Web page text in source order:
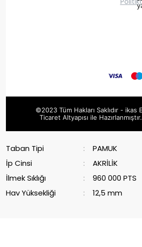
©2023 Tüm Hakları Saklıdır - ikas
Ticaret Altyapısı ile Hazırlanmıştır.
Taban Tipi :
PAMUK
İp Cinsi
:
AKRİLİK
İlmek Sıklığı
:
960 000 PTS
Hav Yüksekliği
: 12,5 mm